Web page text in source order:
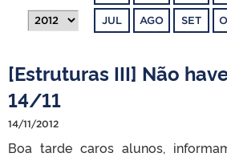
OUVIDORIA
TELEFONES
JUL AGO SET
[Estruturas III] Não
14/11
14/11/2012
Boa tarde caros alunos,